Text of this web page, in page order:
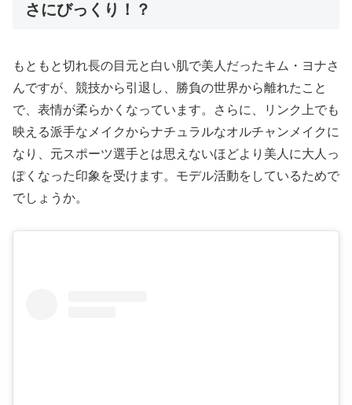
さにびっくり！？
もともと切れ長の目元と白い肌で美人だったキム・ヨナさ
んですが、競技から引退し、勝負の世界から離れたこと
で、表情が柔らかくなっています。さらに、リンク上でも
映える派手なメイクからナチュラルなオルチャンメイクに
なり、元スポーツ選手とは思えないほどより美人に大人っ
ぽくなった印象を受けます。モデル活動をしているためで
でしょうか。